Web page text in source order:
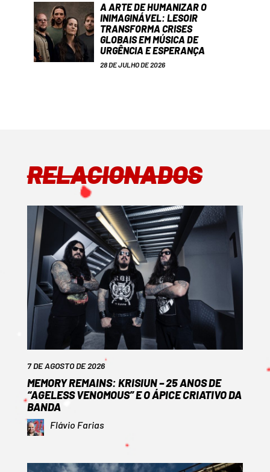
A ARTE DE HUMANIZAR O
INIMAGINÁVEL: LESOIR
TRANSFORMA CRISES
GLOBAIS EM MÚSICA DE
URGÊNCIA E ESPERANÇA
28 DE JULHO DE 2026
RELACIONADOS
7 DE AGOSTO DE 2026
MEMORY REMAINS: KRISIUN – 25 ANOS DE
“AGELESS VENOMOUS” E O ÁPICE CRIATIVO DA
BANDA
Flávio Farias